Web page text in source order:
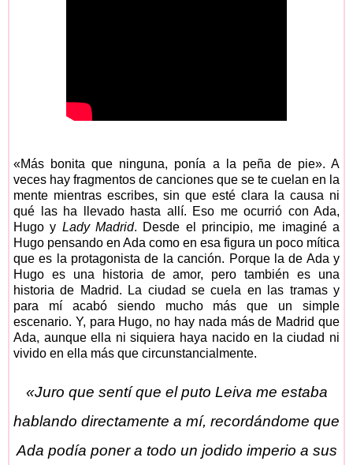
«Más bonita que ninguna, ponía a la peña de pie». A
veces hay fragmentos de canciones que se te cuelan en la
mente mientras escribes, sin que esté clara la causa ni
qué las ha llevado hasta allí. Eso me ocurrió con Ada,
Hugo y Lady Madrid. Desde el principio, me imaginé a
Hugo pensando en Ada como en esa figura un poco mítica
que es la protagonista de la canción. Porque la de Ada y
Hugo es una historia de amor, pero también es una
historia de Madrid. La ciudad se cuela en las tramas y
para mí acabó siendo mucho más que un simple
escenario. Y, para Hugo, no hay nada más de Madrid que
Ada, aunque ella ni siquiera haya nacido en la ciudad ni
vivido en ella más que circunstancialmente.
«Juro que sentí que el puto Leiva me estaba
hablando directamente a mí, recordándome que
Ada podía poner a todo un jodido imperio a sus